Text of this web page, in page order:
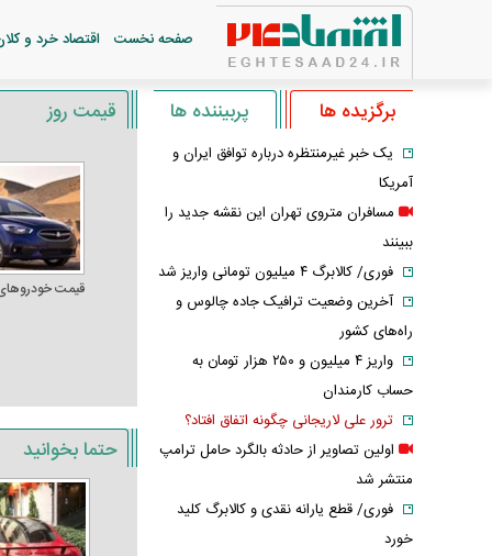
صفحه نخست اقتصاد خرد و
قیمت روز
قیمت
حتما بخوانید
برگزیده ها پربیننده ها
یک خبر غیرمنتظره درباره توافق ایران و
آمریکا
مسافران متروی تهران این نقشه جدید را
ببینند
فوری/ کالابرگ ۴ میلیون تومانی واریز شد
آخرین وضعیت ترافیک جاده چالوس و
راه‌های کشور
واریز ۴ میلیون و ۲۵۰ هزار تومان به
حساب کارمندان
ترور علی لاریجانی چگونه اتفاق افتاد؟
اولین تصاویر از حادثه بالگرد حامل ترامپ
منتشر شد
فوری/ قطع یارانه نقدی و کالابرگ کلید
خورد